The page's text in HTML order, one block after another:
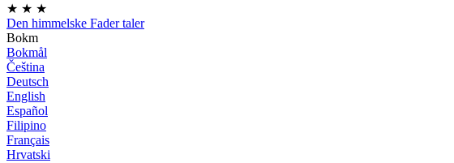
★ ★ ★
Den himmelske Fader taler
Bokm
Bokmål
Čeština
Deutsch
English
Español
Filipino
Français
Hrvatski